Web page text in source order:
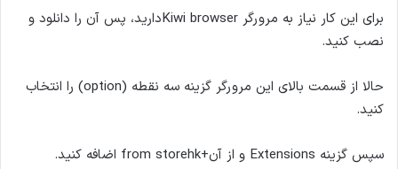
برای این کار نیاز به مرورگر Kiwi browserدارید، پس آن‌ را دانلود و
نصب کنید.
حالا از قسمت بالای این مرورگر گزینه سه نقطه (option) را انتخاب
کنید.
سپس گزینه Extensions و از آن+from storehk اضافه کنید.